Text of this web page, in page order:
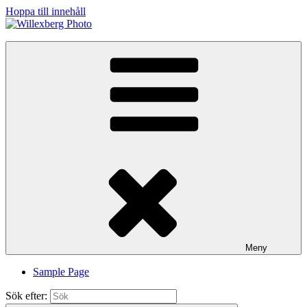
Hoppa till innehåll
Willexberg Photo
Meny
Sample Page
Sök efter: